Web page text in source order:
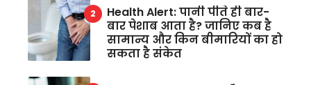
Health Alert: पानी पीते ही बार-
बार पेशाब आता है? जानिए कब है
सामान्य और किन बीमारियों का हो
सकता है संकेत